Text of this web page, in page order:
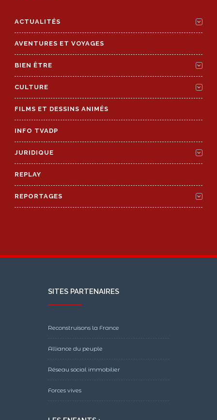
ACTUALITÉS
AVENTURES ET VOYAGES
BIEN ÊTRE
CULTURE
FILMS ET DESSINS ANIMÉS
INFO TVADP
JURIDIQUE
REPLAY
REPORTAGES
SITES PARTENAIRES
Reconstruisons la France
Alliance du peuple
Réseau social immobilier
Forces vives